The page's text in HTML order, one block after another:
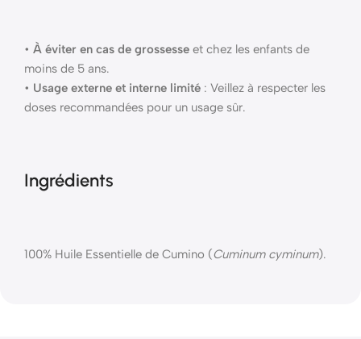
• À éviter en cas de grossesse et chez les enfants de
moins de 5 ans.
• Usage externe et interne limité : Veillez à respecter les
doses recommandées pour un usage sûr.
Ingrédients
100% Huile Essentielle de Cumino (Cuminum cyminum).